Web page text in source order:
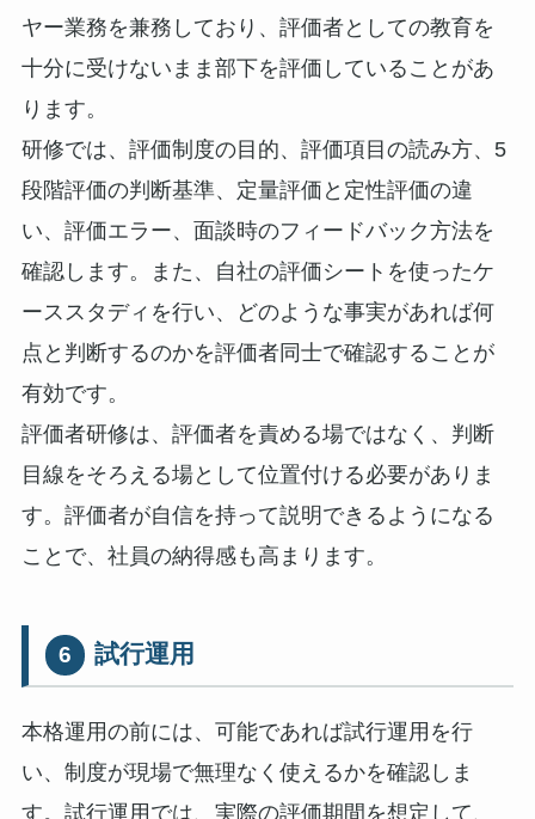
ヤー業務を兼務しており、評価者としての教育を
十分に受けないまま部下を評価していることがあ
ります。
研修では、評価制度の目的、評価項目の読み方、5
段階評価の判断基準、定量評価と定性評価の違
い、評価エラー、面談時のフィードバック方法を
確認します。また、自社の評価シートを使ったケ
ーススタディを行い、どのような事実があれば何
点と判断するのかを評価者同士で確認することが
有効です。
評価者研修は、評価者を責める場ではなく、判断
目線をそろえる場として位置付ける必要がありま
す。評価者が自信を持って説明できるようになる
ことで、社員の納得感も高まります。
6 試行運用
本格運用の前には、可能であれば試行運用を行
い、制度が現場で無理なく使えるかを確認しま
す。試行運用では、実際の評価期間を想定して、